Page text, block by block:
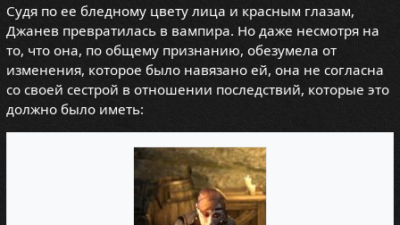
Судя по ее бледному цвету лица и красным глазам,
Джанев превратилась в вампира. Но даже несмотря на
то, что она, по общему признанию, обезумела от
изменения, которое было навязано ей, она не согласна
со своей сестрой в отношении последствий, которые это
должно было иметь: